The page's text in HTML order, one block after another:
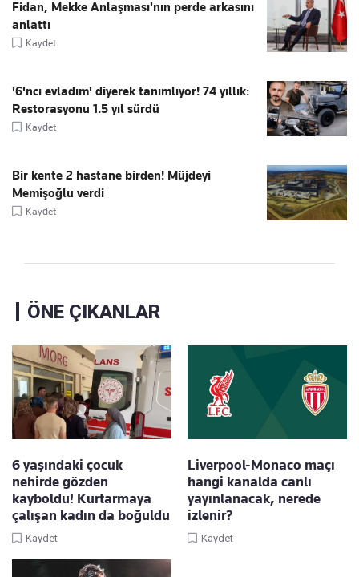
Fidan, Mekke Anlaşması'nın perde arkasını
anlattı
Kaydet
'6'ncı evladım' diyerek tanımlıyor! 74 yıllık:
Restorasyonu 1.5 yıl sürdü
Kaydet
Bir kente 2 hastane birden! Müjdeyi
Memişoğlu verdi
Kaydet
ÖNE ÇIKANLAR
6 yaşındaki çocuk
nehirde gözden
kayboldu! Kurtarmaya
çalışan kadın da boğuldu
Kaydet
Liverpool-Monaco maçı
hangi kanalda canlı
yayınlanacak, nerede
izlenir?
Kaydet